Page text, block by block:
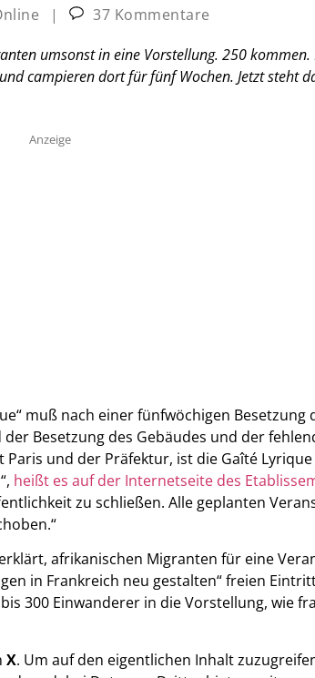
|
37 Kommentare
umsonst in eine Vorstellung. 250 kommen.
campieren dort für fünf Wochen. Jetzt steht
Anzeige
muß nach einer fünfwöchigen Besetzung
Besetzung des Gebäudes und der
und der Präfektur, ist die Gaîté
heißt es auf der Internetseite des
zu schließen. Alle geplanten
afrikanischen Migranten für eine
in Frankreich neu gestalten“ freien
300 Einwanderer in die Vorstellung, wie
X. Um auf den eigentlichen Inhalt